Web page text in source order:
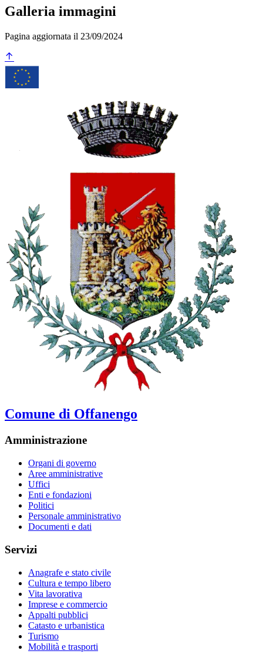
Galleria immagini
Pagina aggiornata il 23/09/2024
Comune di Offanengo
Amministrazione
Organi di governo
Aree amministrative
Uffici
Enti e fondazioni
Politici
Personale amministrativo
Documenti e dati
Servizi
Anagrafe e stato civile
Cultura e tempo libero
Vita lavorativa
Imprese e commercio
Appalti pubblici
Catasto e urbanistica
Turismo
Mobilità e trasporti